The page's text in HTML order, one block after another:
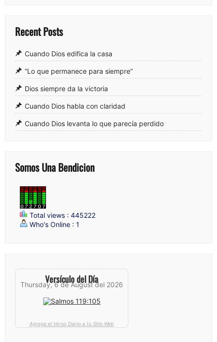
Recent Posts
Cuando Dios edifica la casa
“Lo que permanece para siempre”
Dios siempre da la victoria
Cuando Dios habla con claridad
Cuando Dios levanta lo que parecía perdido
Somos Una Bendicion
Total views : 445222
Who's Online : 1
Versículo del Día
Thursday, 6 de August del 2026
Agrega el Verso Diario a tu Sitio Web